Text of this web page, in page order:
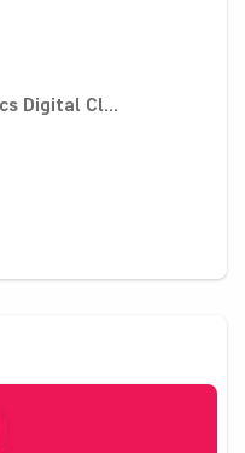
Digital Cl...